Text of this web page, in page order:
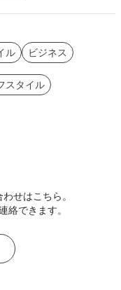
ル ビジネス
スタイル
せはこちら。
絡できます。